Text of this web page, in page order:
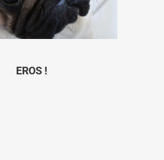
EROS !